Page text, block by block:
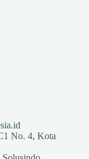
No. 4, Kota